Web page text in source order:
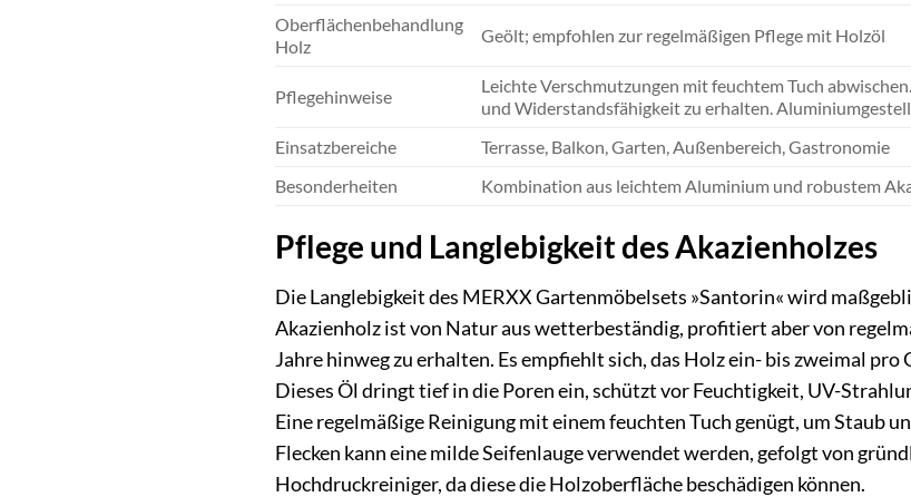
Oberflächenbehandlung
Holz
Geölt; empfohlen zur regelmäßigen Pflege mit Holzöl
Pflegehinweise
Leichte Verschmutzungen mit feuchtem Tuch
und Widerstandsfähigkeit zu erhalten.
Einsatzbereiche
Terrasse, Balkon, Garten, Außenbereich, Gastronomie
Besonderheiten
Kombination aus leichtem Aluminium und robustem
Pflege und Langlebigkeit des Akazienholzes
Die Langlebigkeit des MERXX Gartenmöbelsets »Santorin« wird
Akazienholz ist von Natur aus wetterbeständig, profitiert aber von
Jahre hinweg zu erhalten. Es empfiehlt sich, das Holz ein- bis zweimal
Dieses Öl dringt tief in die Poren ein, schützt vor Feuchtigkeit, UV-
Eine regelmäßige Reinigung mit einem feuchten Tuch genügt, um Staub
Flecken kann eine milde Seifenlauge verwendet werden, gefolgt von
Hochdruckreiniger, da diese die Holzoberfläche beschädigen können.